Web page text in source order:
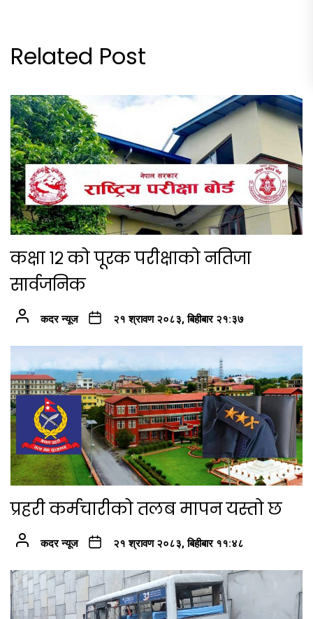
Related Post
कक्षा १२ को पूरक परीक्षाको नतिजा
सार्वजनिक
कदर न्यूज २१ श्रावण २०८३, बिहीबार २१:३७
प्रहरी कर्मचारीको तलब मापन यस्तो छ
कदर न्यूज २१ श्रावण २०८३, बिहीबार ११:४८